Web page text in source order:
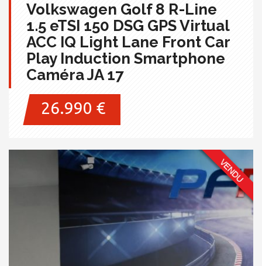
Volkswagen Golf 8 R-Line
1.5 eTSI 150 DSG GPS Virtual
ACC IQ Light Lane Front Car
Play Induction Smartphone
Caméra JA 17
26.990 €